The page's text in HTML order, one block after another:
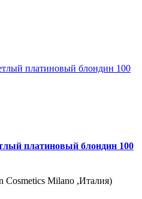
платиновый блондин 100
Cosmetics Milano ,Италия)